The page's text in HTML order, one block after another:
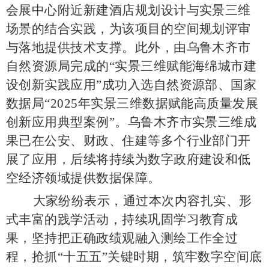
会展中心附近新建酒店规划设计与实景三维
场景的结合实践，为该项目的空间规划评审
与落地提供技术支撑。此外，由乌鲁木齐市
自然资源局完成的“实景三维赋能海绵城市建
设创新实践应用”成功入选自然资源部、国家
数据局“2025年实景三维数据赋能高质量发展
创新应用典型案例”。乌鲁木齐市实景三维成
果已在公安、财政、住建等多个行业部门开
展了应用，后续将持续为数字政府建设和低
空经济领域提供数据保障。
大家纷纷表示，通过本次内容扎实、形
式丰富的践学活动，持续巩固学习教育成
果，坚持把正确政绩观融入测绘工作全过
程，抢抓“十五五”关键时期，筑牢数字空间底